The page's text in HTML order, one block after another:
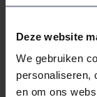
Deze website
We gebruiken
personaliseren,
en om ons